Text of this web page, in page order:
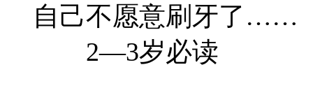
自己不愿意刷牙了……
2—3岁必读